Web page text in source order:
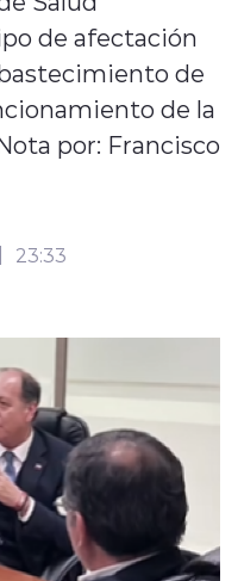
de afectación
de
de la
por: Francisco
23:33